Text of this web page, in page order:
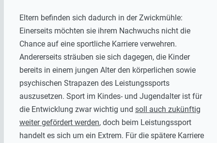
Eltern befinden sich dadurch in der Zwickmühle:
Einerseits möchten sie ihrem Nachwuchs nicht die
Chance auf eine sportliche Karriere verwehren.
Andererseits sträuben sie sich dagegen, die Kinder
bereits in einem jungen Alter den körperlichen sowie
psychischen Strapazen des Leistungssports
auszusetzen. Sport im Kindes- und Jugendalter ist für
die Entwicklung zwar wichtig und soll auch zukünftig
weiter gefördert werden, doch beim Leistungssport
handelt es sich um ein Extrem. Für die spätere Karriere